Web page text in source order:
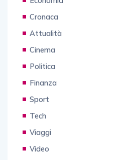
Cronaca
Attualità
Cinema
Politica
Finanza
Sport
Tech
Viaggi
Video